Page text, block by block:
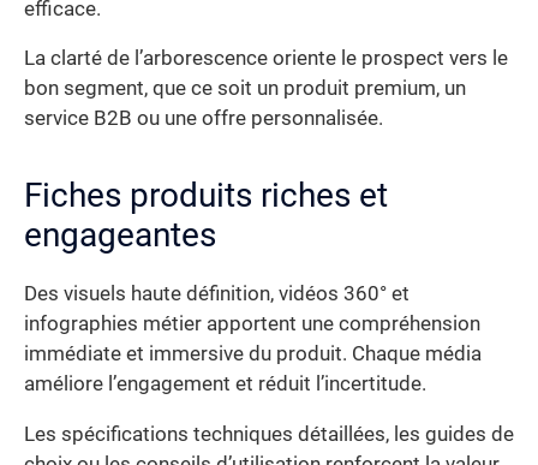
efficace.
La clarté de l’arborescence oriente le prospect vers le
bon segment, que ce soit un produit premium, un
service B2B ou une offre personnalisée.
Fiches produits riches et
engageantes
Des visuels haute définition, vidéos 360° et
infographies métier apportent une compréhension
immédiate et immersive du produit. Chaque média
améliore l’engagement et réduit l’incertitude.
Les spécifications techniques détaillées, les guides de